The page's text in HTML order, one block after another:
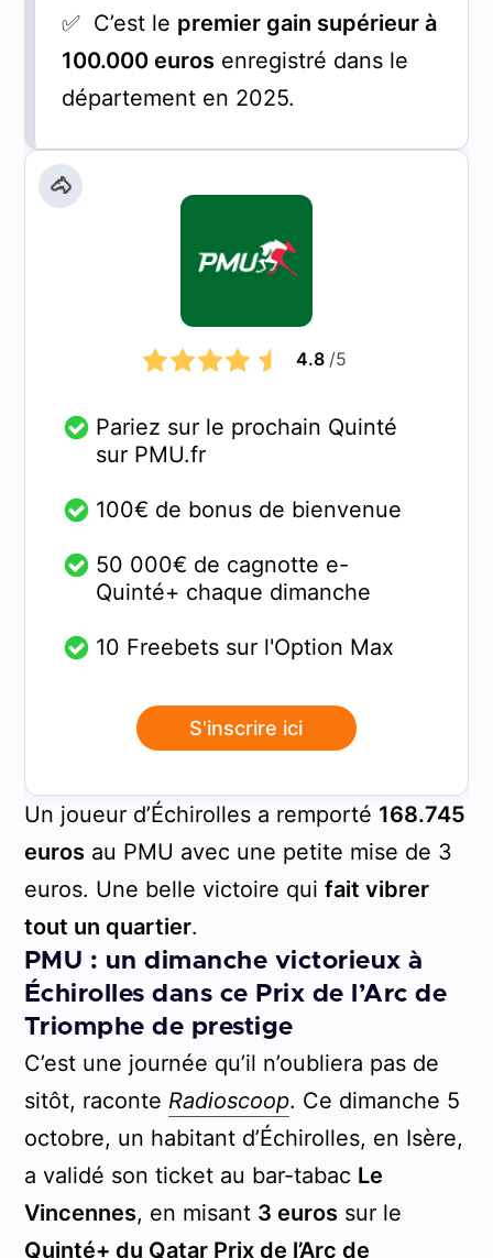
✅ C’est le premier gain supérieur à
100.000 eurosenregistré dans le
département en 2025.
🐴
4.8 /5
Pariez sur le prochain Quinté
sur PMU.fr
100€ de bonus de bienvenue
50 000€ de cagnotte e-
Quinté+ chaque dimanche
10 Freebets sur l'Option Max
S'inscrire ici
Un joueur d’Échirolles a remporté 168.745
eurosau PMU avec une petite mise de 3
euros. Une belle victoire qui fait vibrer
tout un quartier.
PMU : un dimanche victorieux à
Échirolles dans ce Prix de l’Arc de
Triomphe de prestige
C’est une journée qu’il n’oubliera pas de
sitôt, raconte Radioscoop. Ce dimanche 5
octobre, un habitant d’Échirolles, en Isère,
a validé son ticket au bar-tabac Le
Vincennes, en misant 3 eurossur le
Quinté+ du Qatar Prix de l’Arc de